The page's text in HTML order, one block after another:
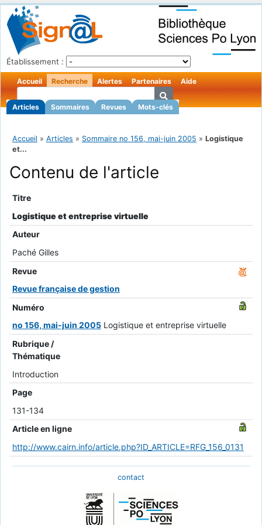
Établissement :
Accueil Recherche
Articles Sommaires Revues Mots-clés
Alertes Partenaires Aide
Accueil » Articles » Sommaire no 156, mai-juin 2005 » Logistique
et...
Contenu de l'article
Titre
Logistique et entreprise virtuelle
Auteur
Paché Gilles
Revue
Revue française de gestion
Numéro
no 156, mai-juin 2005 Logistique et entreprise virtuelle
Rubrique /
Thématique
Introduction
Page
131-134
Article en ligne
http://www.cairn.info/article.php?ID_ARTICLE=RFG_156_0131
contact